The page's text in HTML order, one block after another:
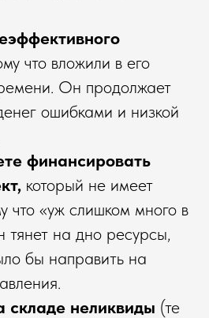
что вложили в его
Он продолжает
ошибками и низкой
финансировать
который не имеет
что «уж слишком много в
тянет на дно ресурсы,
бы направить на
складе неликвиды (те